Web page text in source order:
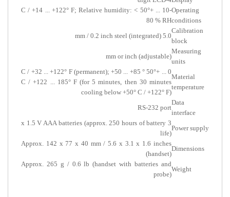
Operating
conditions
-10 ... +50° C / +14 ... +122° F; Relative humidity: <
80 % RH
Calibration
block
5.0 mm / 0.2 inch steel (integrated)
Measuring
units
mm or inch (adjustable)
Material
temperature
0 ... +50° C / +32 ... +122° F (permanent); +50 ... +85 °
C / +122 ... 185° F (for 5 minutes, then 30 minutes
cooling below +50° C / +122° F)
Data
interface
RS-232 port
Power supply
3 x 1.5 V AAA batteries (approx. 250 hours of battery
life)
Dimensions
Approx. 142 x 77 x 40 mm / 5.6 x 3.1 x 1.6 inches
(handset)
Weight
Approx. 265 g / 0.6 lb (handset with batteries and
probe)